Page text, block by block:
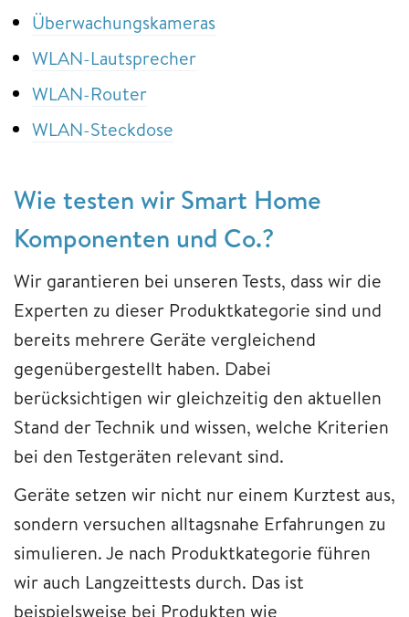
Überwachungskameras
WLAN-Lautsprecher
WLAN-Router
WLAN-Steckdose
Wie testen wir Smart Home
Komponenten und Co.?
Wir garantieren bei unseren Tests, dass wir die
Experten zu dieser Produktkategorie sind und
bereits mehrere Geräte vergleichend
gegenübergestellt haben. Dabei
berücksichtigen wir gleichzeitig den aktuellen
Stand der Technik und wissen, welche Kriterien
bei den Testgeräten relevant sind.
Geräte setzen wir nicht nur einem Kurztest aus,
sondern versuchen alltagsnahe Erfahrungen zu
simulieren. Je nach Produktkategorie führen
wir auch Langzeittests durch. Das ist
beispielsweise bei Produkten wie